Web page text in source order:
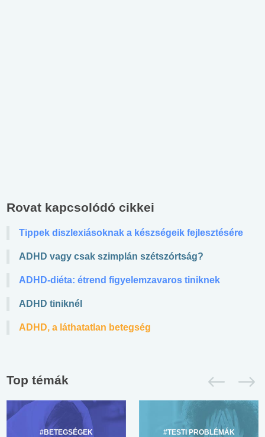
Rovat kapcsolódó cikkei
Tippek diszlexiásoknak a készségeik fejlesztésére
ADHD vagy csak szimplán szétszórtság?
ADHD-diéta: étrend figyelemzavaros tiniknek
ADHD tiniknél
ADHD, a láthatatlan betegség
Top témák
#BETEGSÉGEK #TESTI PROBLÉMÁK